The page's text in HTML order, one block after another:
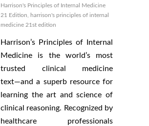
Harrison's Principles of Internal Medicine
21 Edition
harrison's principles of internal
medicine 21st edition
Harrison’s Principles of Internal
Medicine is the world’s most
trusted clinical medicine
text―and a superb resource for
learning the art and science of
clinical reasoning. Recognized by
healthcare professionals